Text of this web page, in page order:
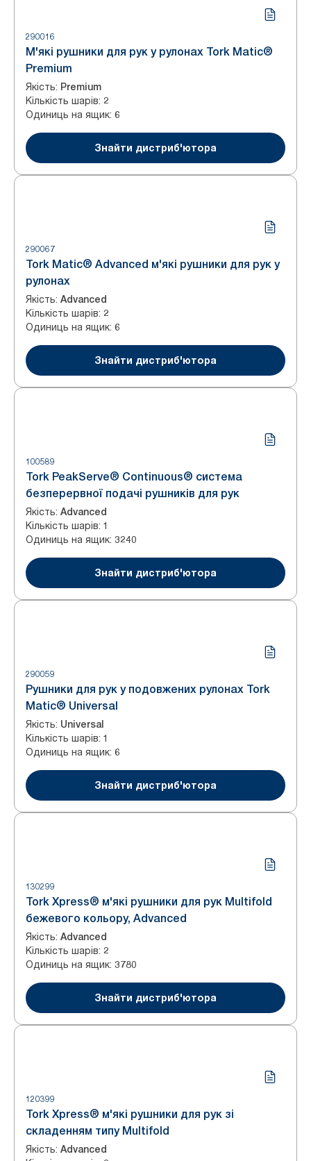
290016
М'які рушники для рук у рулонах Tork Matic®
Premium
Якість: Premium
Кількість шарів: 2
Одиниць на ящик: 6
Знайти дистриб'ютора
290067
Tork Matic® Advanced м'які рушники для рук у
рулонах
Якість: Advanced
Кількість шарів: 2
Одиниць на ящик: 6
Знайти дистриб'ютора
100589
Tork PeakServe® Continuous® система
безперервної подачі рушників для рук
Якість: Advanced
Кількість шарів: 1
Одиниць на ящик: 3240
Знайти дистриб'ютора
290059
Рушники для рук у подовжених рулонах Tork
Matic® Universal
Якість: Universal
Кількість шарів: 1
Одиниць на ящик: 6
Знайти дистриб'ютора
130299
Tork Xpress® м'які рушники для рук Multifold
бежевого кольору, Advanced
Якість: Advanced
Кількість шарів: 2
Одиниць на ящик: 3780
Знайти дистриб'ютора
120399
Tork Xpress® м'які рушники для рук зі
складенням типу Multifold
Якість: Advanced